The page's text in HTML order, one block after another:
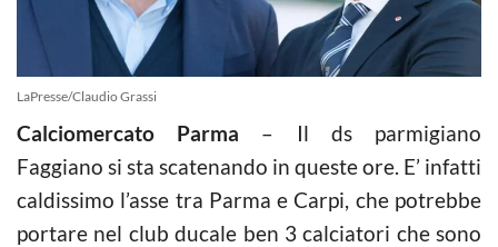
LaPresse/Claudio Grassi
Calciomercato Parma – Il ds parmigiano
Faggiano si sta scatenando in queste ore. E’ infatti
caldissimo l’asse tra Parma e Carpi, che potrebbe
portare nel club ducale ben 3 calciatori che sono